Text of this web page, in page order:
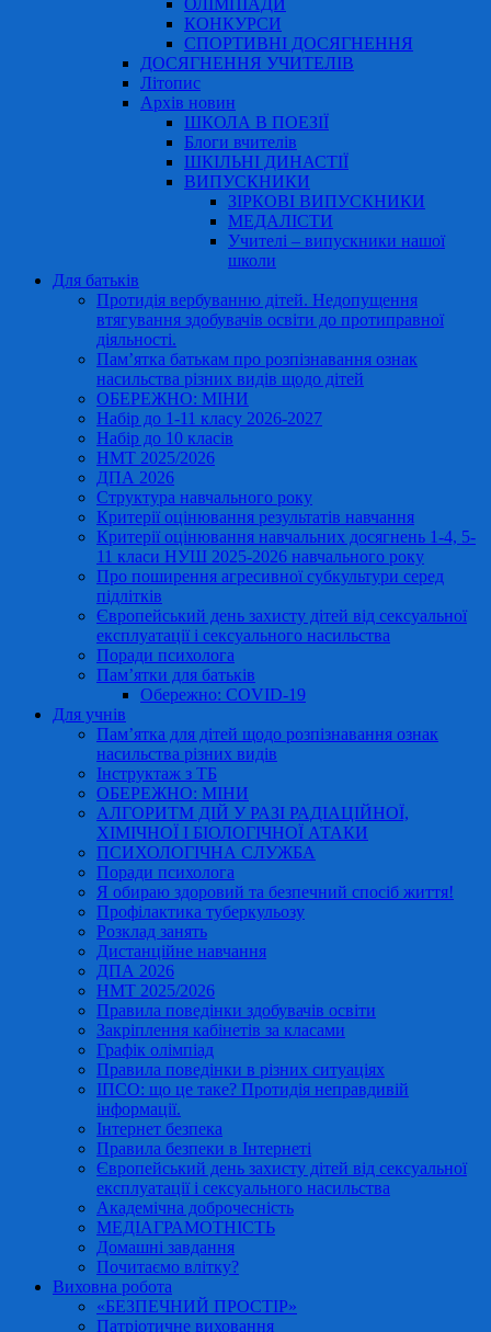
ОЛІМПІАДИ
КОНКУРСИ
СПОРТИВНІ ДОСЯГНЕННЯ
ДОСЯГНЕННЯ УЧИТЕЛІВ
Літопис
Архів новин
ШКОЛА В ПОЕЗІЇ
Блоги вчителів
ШКІЛЬНІ ДИНАСТІЇ
ВИПУСКНИКИ
ЗІРКОВІ ВИПУСКНИКИ
МЕДАЛІСТИ
Учителі – випускники нашої
школи
Для батьків
Протидія вербуванню дітей. Недопущення
втягування здобувачів освіти до протиправної
діяльності.
Пам’ятка батькам про розпізнавання ознак
насильства різних видів щодо дітей
ОБЕРЕЖНО: МІНИ
Набір до 1-11 класу 2026-2027
Набір до 10 класів
НМТ 2025/2026
ДПА 2026
Структура навчального року
Критерії оцінювання результатів навчання
Критерії оцінювання навчальних досягнень 1-4, 5-
11 класи НУШ 2025-2026 навчального року
Про поширення агресивної субкультури серед
підлітків
Європейський день захисту дітей від сексуальної
експлуатації і сексуального насильства
Поради психолога
Пам’ятки для батьків
Обережно: COVID-19
Для учнів
Пам’ятка для дітей щодо розпізнавання ознак
насильства різних видів
Інструктаж з ТБ
ОБЕРЕЖНО: МІНИ
АЛГОРИТМ ДІЙ У РАЗІ РАДІАЦІЙНОЇ,
ХІМІЧНОЇ І БІОЛОГІЧНОЇ АТАКИ
ПСИХОЛОГІЧНА СЛУЖБА
Поради психолога
Я обираю здоровий та безпечний спосіб життя!
Профілактика туберкульозу
Розклад занять
Дистанційне навчання
ДПА 2026
НМТ 2025/2026
Правила поведінки здобувачів освіти
Закріплення кабінетів за класами
Графік олімпіад
Правила поведінки в різних ситуаціях
ІПСО: що це таке? Протидія неправдивій
інформації.
Інтернет безпека
Правила безпеки в Інтернеті
Європейський день захисту дітей від сексуальної
експлуатації і сексуального насильства
Академічна доброчесність
МЕДІАГРАМОТНІСТЬ
Домашні завдання
Почитаємо влітку?
Виховна робота
«БЕЗПЕЧНИЙ ПРОСТІР»
Патріотичне виховання